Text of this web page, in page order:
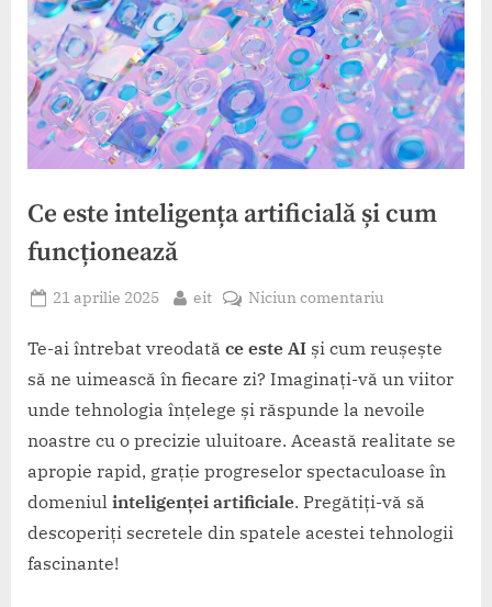
Ce este inteligența artificială și cum
funcționează
Posted
21 aprilie 2025 By
eit Niciun comentariu
este
inteligența
și
cum
funcționează
Te-ai întrebat vreodată ce este AI și cum reușește
să ne uimească în fiecare zi? Imaginați-vă un viitor
unde tehnologia înțelege și răspunde la nevoile
noastre cu o precizie uluitoare. Această realitate se
apropie rapid, grație progreselor spectaculoase în
domeniul inteligenței artificiale. Pregătiți-vă să
descoperiți secretele din spatele acestei tehnologii
fascinante!